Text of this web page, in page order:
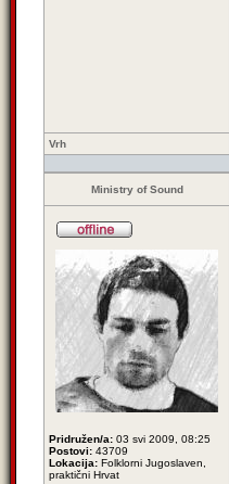
Vrh
Ministry of Sound
Pridružen/a: 03 svi 2009, 08:25
Postovi: 43709
Lokacija: Folklorni Jugoslaven,
praktični Hrvat